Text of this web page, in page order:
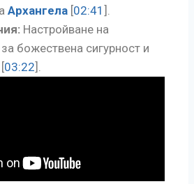
Архангела [02:41 ].
Настройване на
божествена сигурност и
03:22].